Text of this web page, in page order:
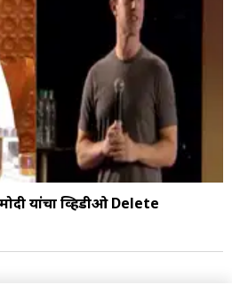
मोदी यांचा व्हिडीओ Delete